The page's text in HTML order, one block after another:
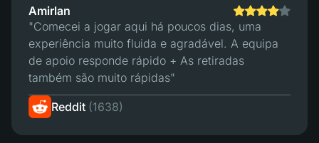
Amirlan
"Comecei a jogar aqui há poucos dias, uma
experiência muito fluida e agradável. A equipa
de apoio responde rápido + As retiradas
também são muito rápidas"
Reddit (1638)